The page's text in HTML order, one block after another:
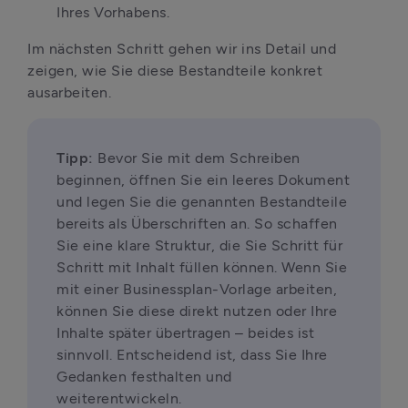
Ihres Vorhabens.
Im nächsten Schritt gehen wir ins Detail und
zeigen, wie Sie diese Bestandteile konkret
ausarbeiten.
Tipp: Bevor Sie mit dem Schreiben
beginnen, öffnen Sie ein leeres Dokument
und legen Sie die genannten Bestandteile
bereits als Überschriften an. So schaffen
Sie eine klare Struktur, die Sie Schritt für
Schritt mit Inhalt füllen können. Wenn Sie
mit einer Businessplan-Vorlage arbeiten,
können Sie diese direkt nutzen oder Ihre
Inhalte später übertragen – beides ist
sinnvoll. Entscheidend ist, dass Sie Ihre
Gedanken festhalten und
weiterentwickeln.